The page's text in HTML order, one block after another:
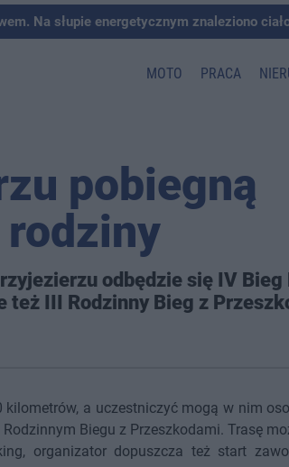
Na słupie energetycznym znaleziono
MOTO PRACA
pobiegną
odbędzie się IV Bieg
III Rodzinny Bieg z
a uczestniczyć mogą w nim
Biegu z Przeszkodami. Trasę
organizator dopuszcza też start